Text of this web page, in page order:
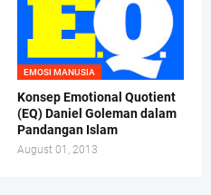
EMOSI MANUSIA
Konsep Emotional Quotient
(EQ) Daniel Goleman dalam
Pandangan Islam
August 01, 2013